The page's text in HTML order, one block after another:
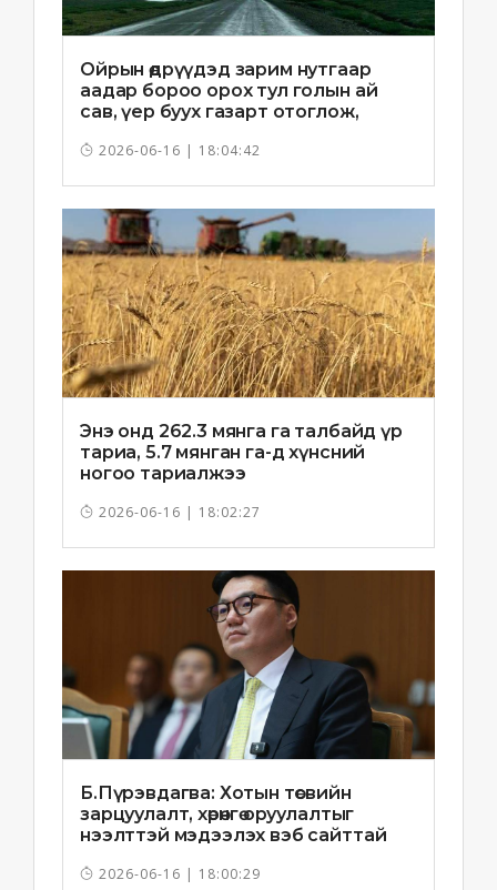
Ойрын өдрүүдэд зарим нутгаар
аадар бороо орох тул голын ай
сав, үер буух газарт отоглож,
2026-06-16 | 18:04:42
Энэ онд 262.3 мянга га талбайд үр
тариа, 5.7 мянган га-д хүнсний
ногоо тариалжээ
2026-06-16 | 18:02:27
Б.Пүрэвдагва: Хотын төсвийн
зарцуулалт, хөрөнгө оруулалтыг
нээлттэй мэдээлэх вэб сайттай
2026-06-16 | 18:00:29